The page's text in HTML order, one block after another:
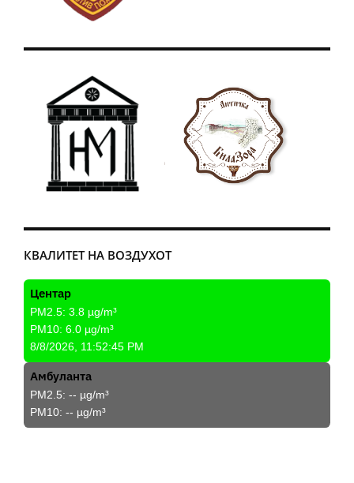
КВАЛИТЕТ НА ВОЗДУХОТ
Центар
PM2.5: 3.8 µg/m³
PM10: 6.0 µg/m³
8/8/2026, 11:52:45 PM
Амбуланта
PM2.5: -- µg/m³
PM10: -- µg/m³